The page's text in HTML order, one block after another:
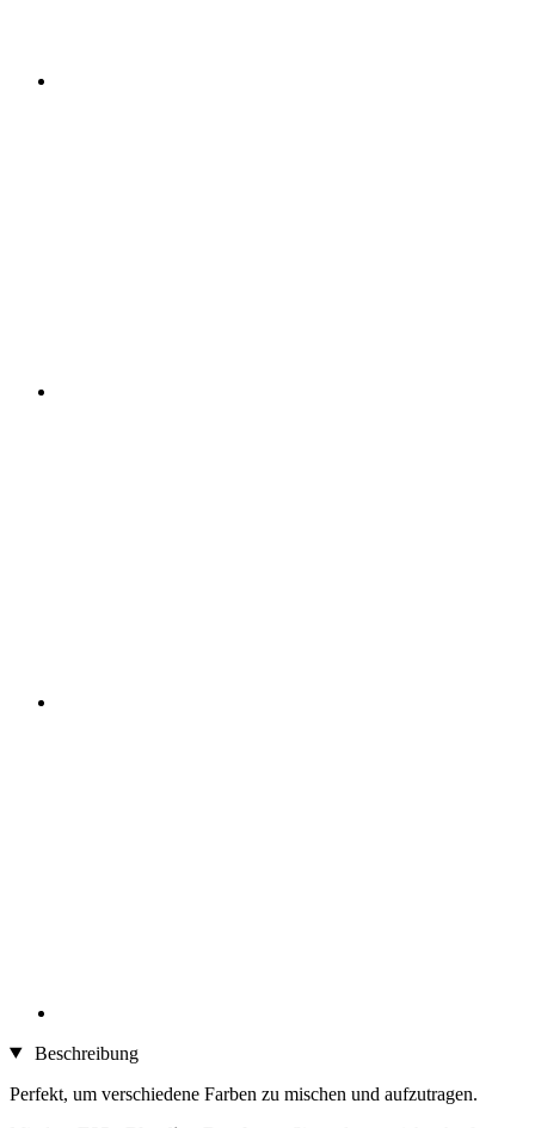
Beschreibung
Perfekt, um verschiedene Farben zu mischen und aufzutragen.